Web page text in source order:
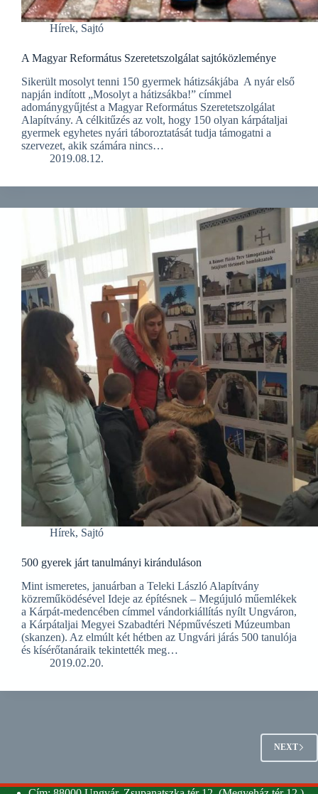
Hírek, Sajtó
A Magyar Református Szeretetszolgálat sajtóközleménye
Sikerült mosolyt tenni 150 gyermek hátizsákjába A nyár első
napján indított „Mosolyt a hátizsákba!” címmel
adománygyűjtést a Magyar Református Szeretetszolgálat
Alapítvány. A célkitűzés az volt, hogy 150 olyan kárpátaljai
gyermek egyhetes nyári táboroztatását tudja támogatni a
szervezet, akik számára nincs…
2019.08.12.
Hírek, Sajtó
500 gyerek járt tanulmányi kiránduláson
Mint ismeretes, januárban a Teleki László Alapítvány
közreműködésével Ideje az építésnek – Megújuló műemlékek
a Kárpát-medencében címmel vándorkiállítás nyílt Ungváron,
a Kárpátaljai Megyei Szabadtéri Népművészeti Múzeumban
(skanzen). Az elmúlt két hétben az Ungvári járás 500 tanulója
és kísérőtanáraik tekintették meg…
2019.02.20.
NEXT